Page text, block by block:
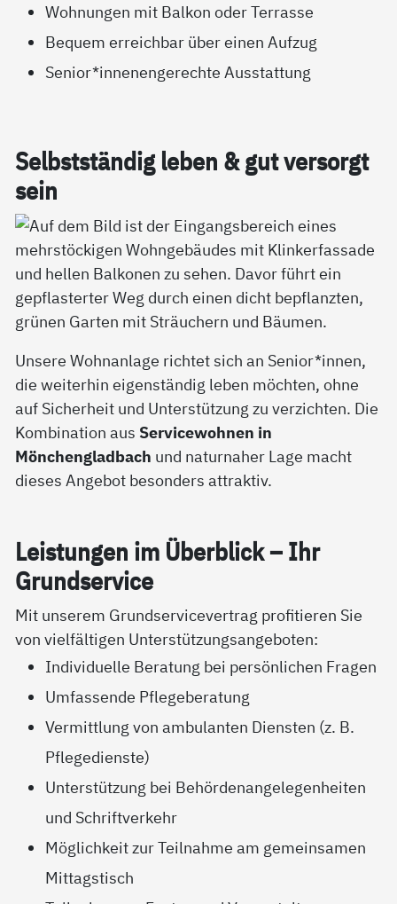
Wohnungen mit Balkon oder Terrasse
Bequem erreichbar über einen Aufzug
Senior*innenengerechte Ausstattung
Selbst­stän­dig le­ben & gut ver­sorgt
sein
Unsere Wohnanlage richtet sich an Senior*innen,
die weiterhin eigenständig leben möchten, ohne
auf Sicherheit und Unterstützung zu verzichten. Die
Kombination aus Servicewohnen in
Mönchengladbach und naturnaher Lage macht
dieses Angebot besonders attraktiv.
Leis­tun­gen im Über­blick – Ihr
Grund­ser­vice
Mit unserem Grundservicevertrag profitieren Sie
von vielfältigen Unterstützungsangeboten:
Individuelle Beratung bei persönlichen Fragen
Umfassende Pflegeberatung
Vermittlung von ambulanten Diensten (z. B.
Pflegedienste)
Unterstützung bei Behördenangelegenheiten
und Schriftverkehr
Möglichkeit zur Teilnahme am gemeinsamen
Mittagstisch